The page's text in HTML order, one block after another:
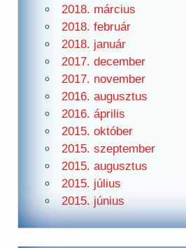
2018. március
2018. február
2018. január
2017. december
2017. november
2016. augusztus
2016. április
2015. október
2015. szeptember
2015. augusztus
2015. július
2015. június